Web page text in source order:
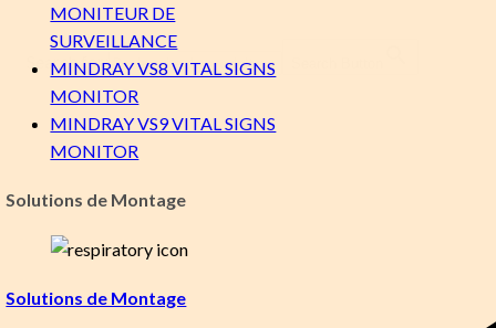
MONITEUR DE
SURVEILLANCE
MINDRAY VS8 VITAL SIGNS
MONITOR
MINDRAY VS9 VITAL SIGNS
MONITOR
Solutions de Montage
Solutions de Montage
Search for: